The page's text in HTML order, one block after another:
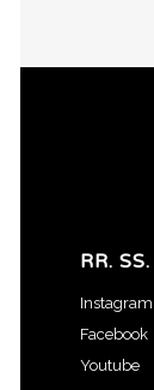
RR. SS.
Instagram
Facebook
Youtube